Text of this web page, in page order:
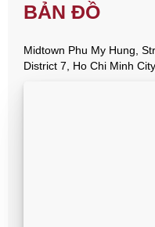
BẢN ĐỒ
Midtown Phu My Hung,
District 7, Ho Chi Minh